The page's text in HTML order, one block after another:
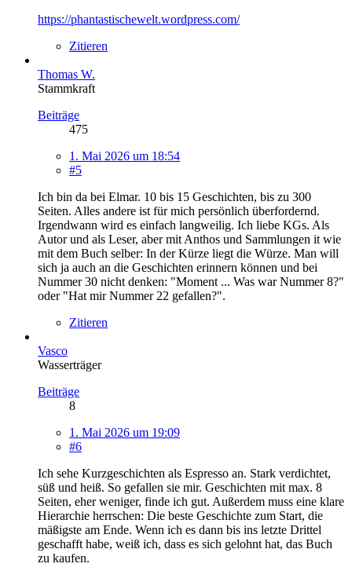
https://phantastischewelt.wordpress.com/
Zitieren
Thomas W.
Stammkraft
Beiträge
475
1. Mai 2026 um 18:54
#5
Ich bin da bei Elmar. 10 bis 15 Geschichten, bis zu 300
Seiten. Alles andere ist für mich persönlich überfordernd.
Irgendwann wird es einfach langweilig. Ich liebe KGs. Als
Autor und als Leser, aber mit Anthos und Sammlungen it wie
mit dem Buch selber: In der Kürze liegt die Würze. Man will
sich ja auch an die Geschichten erinnern können und bei
Nummer 30 nicht denken: "Moment ... Was war Nummer 8?"
oder "Hat mir Nummer 22 gefallen?".
Zitieren
Vasco
Wasserträger
Beiträge
8
1. Mai 2026 um 19:09
#6
Ich sehe Kurzgeschichten als Espresso an. Stark verdichtet,
süß und heiß. So gefallen sie mir. Geschichten mit max. 8
Seiten, eher weniger, finde ich gut. Außerdem muss eine klare
Hierarchie herrschen: Die beste Geschichte zum Start, die
mäßigste am Ende. Wenn ich es dann bis ins letzte Drittel
geschafft habe, weiß ich, dass es sich gelohnt hat, das Buch
zu kaufen.